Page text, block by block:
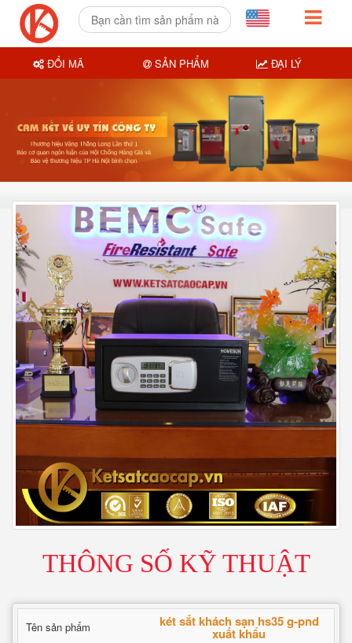
THÔNG SỐ KỸ THUẬT
Tên sản phẩm két sắt khách sạn hs35 g-pnd
xuất khẩu
ĐỔI MÃ SẢN PHẨM ĐẠI LÝ